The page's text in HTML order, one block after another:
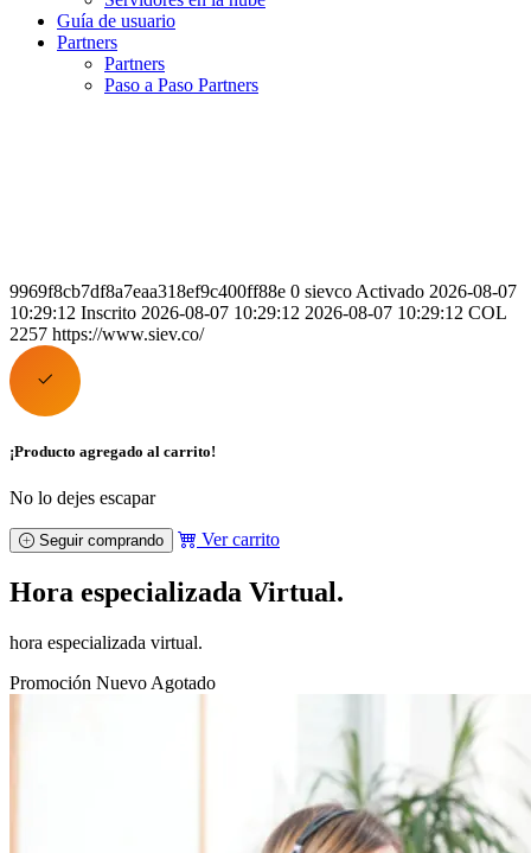
Guía de usuario
Partners
Partners
Paso a Paso Partners
9969f8cb7df8a7eaa318ef9c400ff88e 0 sievco Activado 2026-08-07
10:29:12 Inscrito 2026-08-07 10:29:12 2026-08-07 10:29:12 COL
2257 https://www.siev.co/
¡Producto agregado al carrito!
No lo dejes escapar
Seguir comprando Ver carrito
Hora especializada Virtual.
hora especializada virtual.
Promoción Nuevo Agotado